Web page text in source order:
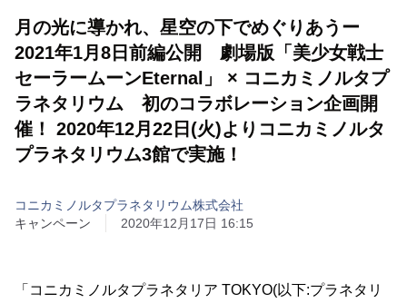
月の光に導かれ、星空の下でめぐりあうー
2021年1月8日前編公開 劇場版「美少女戦士
セーラームーンEternal」 × コニカミノルタプ
ラネタリウム 初のコラボレーション企画開
催！ 2020年12月22日(火)よりコニカミノルタ
プラネタリウム3館で実施！
コニカミノルタプラネタリウム株式会社
キャンペーン
2020年12月17日 16:15
「コニカミノルタプラネタリア TOKYO(以下:プラネタリ